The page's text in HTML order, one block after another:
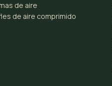
de aire
de aire comprimido